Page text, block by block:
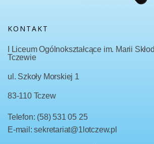
KONTAKT
I Liceum Ogólnokształcące im. Marii
Tczewie
ul. Szkoły Morskiej 1
83-110 Tczew
Telefon: (58) 531 05 25
E-mail: sekretariat@1lotczew.pl